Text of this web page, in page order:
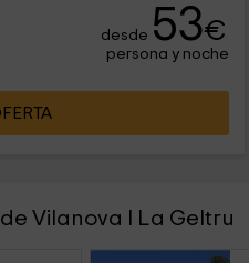
desde 53€
persona y noche
Vilanova I La Geltru